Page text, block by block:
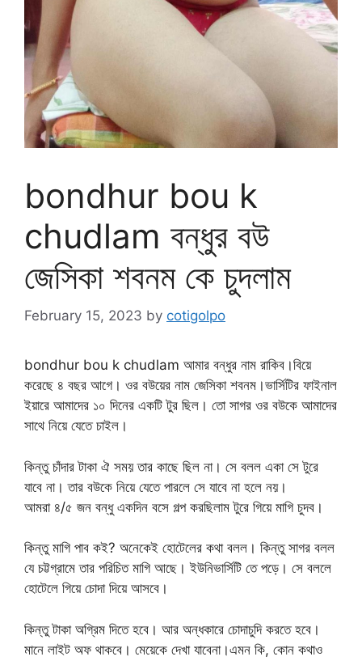
bondhur bou k
chudlam বন্ধুর বউ
জেসিকা শবনম কে চুদলাম
February 15, 2023 by cotigolpo
bondhur bou k chudlam আমার বন্ধুর নাম রাকিব।বিয়ে
করেছে ৪ বছর আগে। ওর বউয়ের নাম জেসিকা শবনম।ভার্সিটির ফাইনাল
ইয়ারে আমাদের ১০ দিনের একটি টুর ছিল। তো সাগর ওর বউকে আমাদের
সাথে নিয়ে যেতে চাইল।
কিন্তু চাঁদার টাকা ঐ সময় তার কাছে ছিল না। সে বলল একা সে টুরে
যাবে না। তার বউকে নিয়ে যেতে পারলে সে যাবে না হলে নয়।
আমরা ৪/৫ জন বন্ধু একদিন বসে গল্প করছিলাম টুরে গিয়ে মাগি চুদব।
কিন্তু মাগি পাব কই? অনেকেই হোটেলের কথা বলল। কিন্তু সাগর বলল
যে চট্টগ্রামে তার পরিচিত মাগি আছে। ইউনিভার্সিটি তে পড়ে। সে বললে
হোটেলে গিয়ে চোদা দিয়ে আসবে।
কিন্তু টাকা অগ্রিম দিতে হবে। আর অন্ধকারে চোদাচুদি করতে হবে।
মানে লাইট অফ থাকবে। মেয়েকে দেখা যাবেনা।এমন কি, কোন কথাও